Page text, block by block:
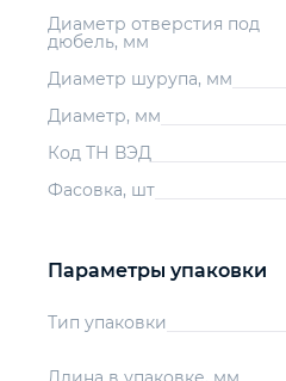
Диаметр отверстия под
дюбель, мм
Диаметр шурупа, мм
Диаметр, мм
Код ТН ВЭД
Фасовка, шт
Параметры упаковки
Тип упаковки